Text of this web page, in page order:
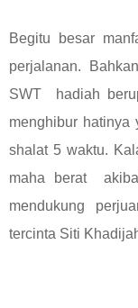
Begitu besar
perjalanan.
SWT hadiah
menghibur hatinya
shalat 5 waktu.
maha berat
mendukung
tercinta Siti